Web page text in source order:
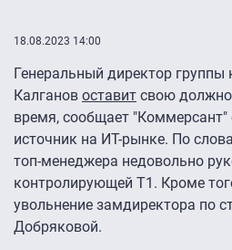
18.08.2023 14:00
Генеральный директор
Калганов оставит свою
время, сообщает "Коммерсант"
источник на ИТ-рынке. По
топ-менеджера недовольно
контролирующей Т1. Кроме
увольнение замдиректора по
Добряковой.